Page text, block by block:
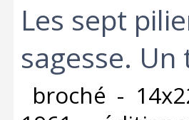
‎Les sept
sagesse.
broché -